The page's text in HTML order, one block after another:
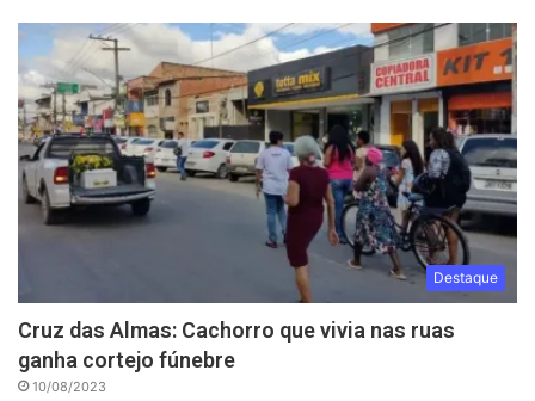
Destaque
Cruz das Almas: Cachorro que vivia nas ruas
ganha cortejo fúnebre
10/08/2023